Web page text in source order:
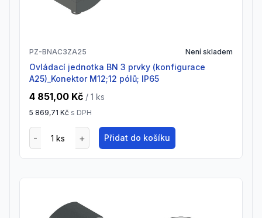
PZ-BNAC3ZA25 Není skladem
Ovládací jednotka BN 3 prvky (konfigurace
A25)_Konektor M12;12 pólů; IP65
4 851,00 Kč / 1 ks
5 869,71 Kč s DPH
Přidat do košíku